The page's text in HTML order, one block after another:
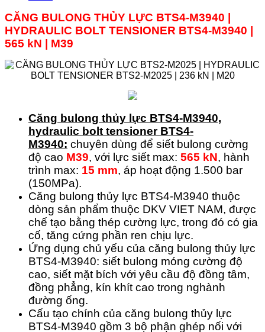
CĂNG BULONG THỦY LỰC BTS4-M3940 |
HYDRAULIC BOLT TENSIONER BTS4-M3940
565 kN | M39
Căng bulong thủy lực BTS4-M3940,
hydraulic bolt tensioner BTS4-
M3940: chuyên dùng để siết bulong cường
độ cao M39, với lực siết max: 565 kN, hành
trình max: 15 mm, áp hoạt động 1.500 bar
(150MPa).
Căng bulong thủy lực BTS4-M3940 thuộc
dòng sản phẩm thuộc DKV VIET NAM, được
chế tạo bằng thép cường lực, trong đó có gia
cố, tăng cứng phần ren chịu lực.
Ứng dụng chủ yếu của căng bulong thủy lực
BTS4-M3940: siết bulong móng cường độ
cao, siết mặt bích với yêu cầu độ đồng tâm,
đồng phẳng, kín khít cao trong nghành
đường ống.
Cấu tạo chính của căng bulong thủy lực
BTS4-M3940 gồm 3 bộ phận ghép nối với